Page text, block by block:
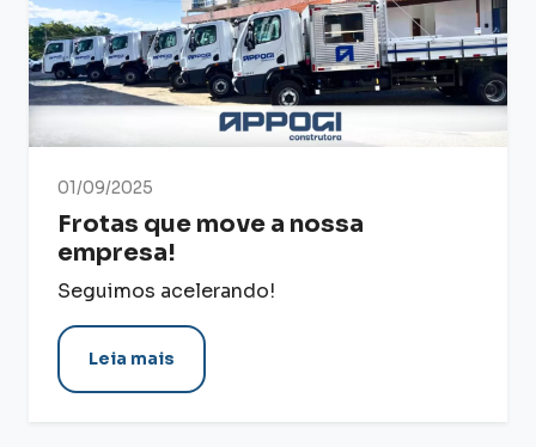
01/09/2025
Frotas que move a nossa
empresa!
Seguimos acelerando!
Leia mais